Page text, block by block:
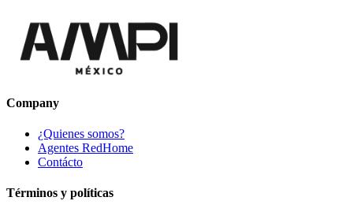
Company
¿Quienes somos?
Agentes RedHome
Contácto
Términos y políticas